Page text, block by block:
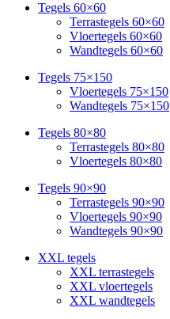
Tegels 60×60
Terrastegels 60×60
Vloertegels 60×60
Wandtegels 60×60
Tegels 75×150
Vloertegels 75×150
Wandtegels 75×150
Tegels 80×80
Terrastegels 80×80
Vloertegels 80×80
Tegels 90×90
Terrastegels 90×90
Vloertegels 90×90
Wandtegels 90×90
XXL tegels
XXL terrastegels
XXL vloertegels
XXL wandtegels